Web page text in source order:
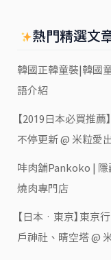
熱門精選文
韓國正韓童裝|韓國
語介紹
【2019日本必買推
不停更新 @ 米粒愛
㕩肉舖Pankoko |
燒肉專門店
【日本‧東京】東京
戶神社、晴空塔 @